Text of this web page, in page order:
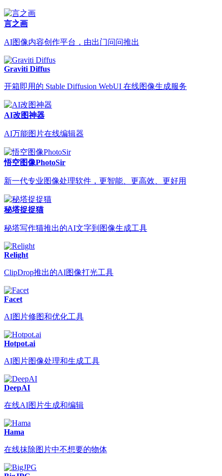
言之画
AI图像内容创作平台，由出门问问推出
Graviti Diffus
开箱即用的 Stable Diffusion WebUI 在线图像生成服务
AI改图神器
AI万能图片在线编辑器
悟空图像PhotoSir
新一代专业图像处理软件，更智能、更高效、更好用
秘塔捉捉猫
秘塔写作猫推出的AI文字到图像生成工具
Relight
ClipDrop推出的AI图像打光工具
Facet
AI图片修图和优化工具
Hotpot.ai
AI图片图像处理和生成工具
DeepAI
在线AI图片生成和编辑
Hama
在线抹除图片中不想要的物体